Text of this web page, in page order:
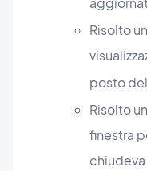
Risolto
posto
Risolto
finestra